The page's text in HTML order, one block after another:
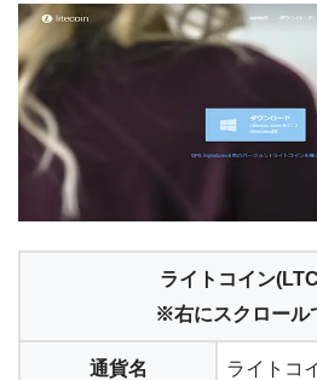
ライトコイン
※右にスクロール
通貨名 ライトコ